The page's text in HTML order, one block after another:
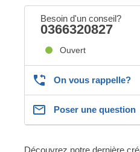
Besoin d'un conseil?
0366320827
Ouvert
On vous rappelle?
Poser une question
Découvrez notre dernière